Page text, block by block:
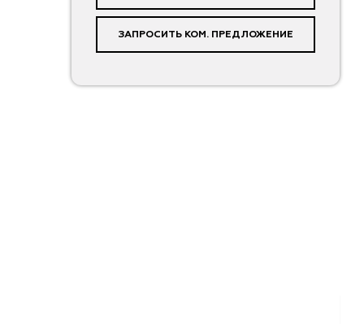
ЗАПРОСИТЬ КОМ. ПРЕДЛОЖЕНИЕ